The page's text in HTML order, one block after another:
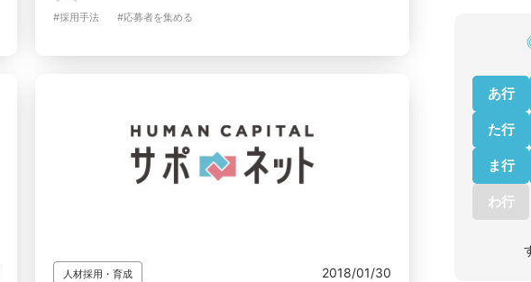
#採用手法 #応募者を集める
人材採用・育成 2018/01/30
あ行
た行
ま行
わ行